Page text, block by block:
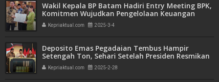
Wakil Kepala BP Batam Hadiri Entry Meeting BPK,
Komitmen Wujudkan Pengelolaan Keuangan
Transparan dan Akuntabel
Kepriaktual.com 2025-3-4
Deposito Emas Pegadaian Tembus Hampir
Setengah Ton, Sehari Setelah Presiden Resmikan
Bank Emas
Kepriaktual.com 2025-2-28